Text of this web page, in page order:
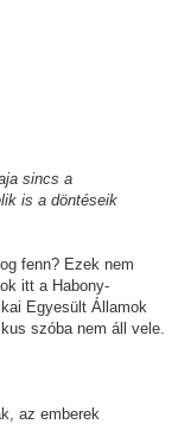
sincs a
is a döntéseik
fenn? Ezek nem
itt a Habony-
Egyesült Államok
szóba nem áll vele.
az emberek